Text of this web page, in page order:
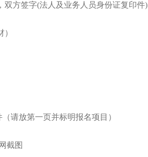
方签字(法人及业务人员身份证复印件)
请放第一页并标明报名项目）
截图